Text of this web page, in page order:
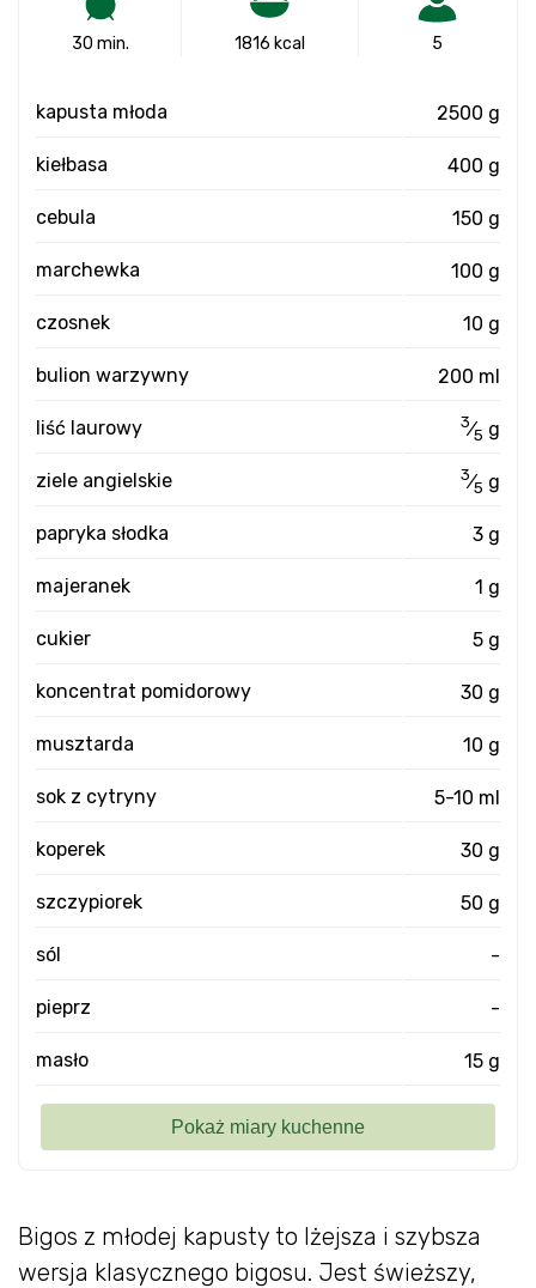
Bigos z młodej kapusty to lżejsza i szybsza
wersja klasycznego bigosu. Jest świeższy,
30 min. 1816 kcal 5
kapusta młoda 2500 g
kiełbasa 400 g
cebula 150 g
marchewka 100 g
czosnek 10 g
bulion warzywny 200 ml
liść laurowy 3⁄5 g
ziele angielskie 3⁄5 g
papryka słodka 3 g
majeranek 1 g
cukier 5 g
koncentrat pomidorowy 30 g
musztarda 10 g
sok z cytryny 5-10 ml
koperek 30 g
szczypiorek 50 g
sól -
pieprz -
masło 15 g